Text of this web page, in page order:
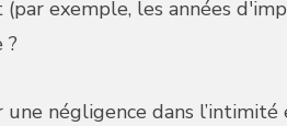
(par exemple, les années
?
négligence dans